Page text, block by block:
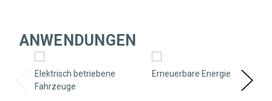
ANWENDUNGEN
Elektrisch betriebene
Fahrzeuge
Erneuerbare Energie